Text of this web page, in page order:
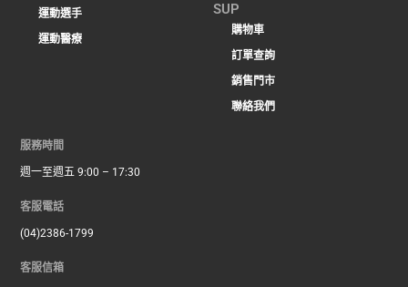
運動選手
運動醫療
SUP
購物車
訂單查詢
銷售門市
聯絡我們
服務時間
週一至週五 9:00 – 17:30
客服電話
(04)2386-1799
客服信箱